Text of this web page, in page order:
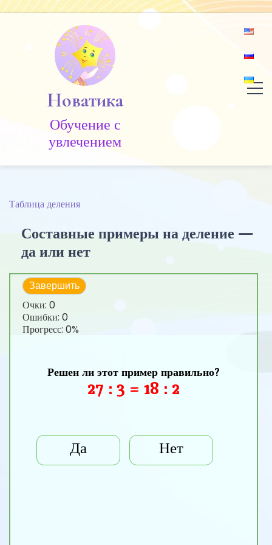
Skip
Новатика
Обучение c
увлечением
Таблица деления
Составные примеры на деление —
да или нет
Завершить
Очки: 0
Ошибки: 0
Прогресс: 0%
Решен ли этот пример правильно?
27 : 3 = 18 : 2
Да Нет